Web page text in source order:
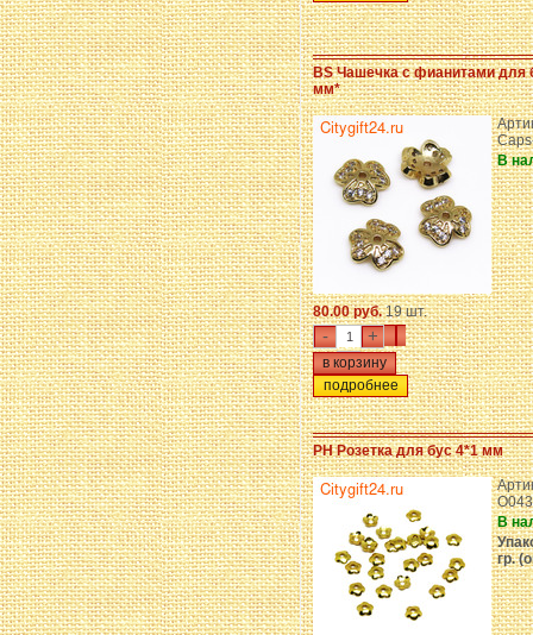
BS Чашечка с фианитами для
мм*
В
80.00 руб.19 шт.
- +
подробнее
PH Розетка для бус 4*1 мм
В
гр.